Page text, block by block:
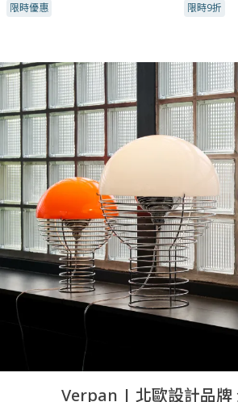
限時優惠 限時9折
Verpan | 北歐設計品牌